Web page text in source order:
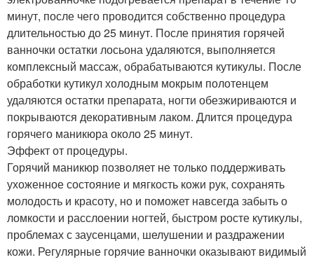
минут, после чего проводится собственно процедура
длительностью до 25 минут. После принятия горячей
ванночки остатки лосьона удаляются, выполняется
комплексный массаж, обрабатываются кутикулы. После
обработки кутикул холодным мокрым полотенцем
удаляются остатки препарата, ногти обезжириваются и
покрываются декоративным лаком. Длится процедура
горячего маникюра около 25 минут.
Эффект от процедуры.
Горячий маникюр позволяет не только поддерживать
ухоженное состояние и мягкость кожи рук, сохранять
молодость и красоту, но и поможет навсегда забыть о
ломкости и расслоении ногтей, быстром росте кутикулы,
проблемах с заусенцами, шелушении и раздражении
кожи. Регулярные горячие ванночки оказывают видимый